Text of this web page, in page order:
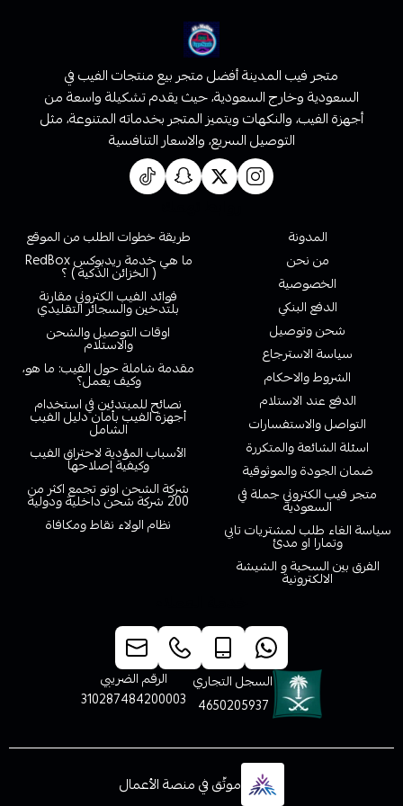
متجر فيب المدينة أفضل متجر بيع منتجات الفيب في
السعودية وخارج السعودية، حيث يقدم تشكيلة واسعة من
أجهزة الفيب، والنكهات ويتميز المتجر بخدماته المتنوعة، مثل
التوصيل السريع، والاسعار التنافسية
المدونة
من نحن
الخصوصية
الدفع البنكي
شحن وتوصيل
سياسة الاسترجاع
الشروط والاحكام
الدفع عند الاستلام
التواصل والاستفسارات
اسئلة الشائعة والمتكررة
ضمان الجودة والموثوقية
متجر فيب الكتروني جملة في
السعودية
سياسة الغاء طلب لمشتريات تابي
وتمارا او مدئ
الفرق بين السحبة و الشيشة
الالكترونية
طريقة خطوات الطلب من الموقع
ما هي خدمة ريدبوكس RedBox
( الخزائن الذكية ) ؟
فوائد الفيب الكتروني مقارنة
بلتدخين والسجائر التقليدي
اوقات التوصيل والشحن
والاستلام
مقدمة شاملة حول الفيب: ما هو،
وكيف يعمل؟
نصائح للمبتدئين في استخدام
أجهزة الفيب بأمان دليل الفيب
الشامل
الأسباب المؤدية لاحتراق الفيب
وكيفية إصلاحها
شركة الشحن اوتو تجمع اكثر من
200 شركة شحن داخلية ودولية
نظام الولاء نقاط ومكافاة
السجل التجاري
4650205937
الرقم الضريبي
310287484200003
موثّق في منصة الأعمال